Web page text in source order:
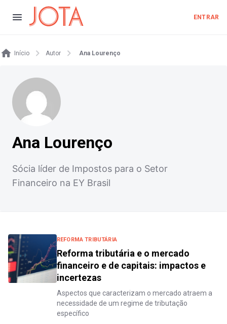
ENTRAR
Início Autor Ana Lourenço
Ana Lourenço
Sócia líder de Impostos para o Setor
Financeiro na EY Brasil
REFORMA TRIBUTÁRIA
Reforma tributária e o mercado
financeiro e de capitais: impactos e
incertezas
Aspectos que caracterizam o mercado atraem a
necessidade de um regime de tributação
específico